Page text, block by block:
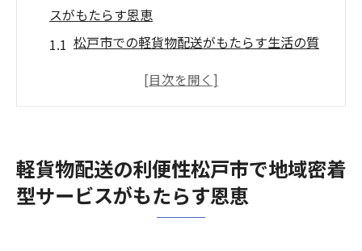
スがもたらす恩恵
松戸市での軽貨物配送がもたらす生活の質
地域密着型サービスならではの迅速な配送
な影響
松戸市の住民が喜ぶ柔軟な配送時間の可能
軽貨物配送の利便性松戸市で地域密着
型サービスがもたらす恩恵